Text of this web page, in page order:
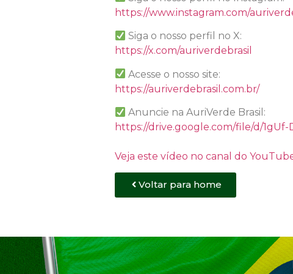
https://www.instagram.com/
Siga o nosso perfil no X:
https://x.com/auriverdebrasil
Acesse o nosso site:
https://auriverdebrasil.com.br/
Anuncie na AuriVerde Brasil:
https://drive.google.com/file/d/1gUf-
Veja este vídeo no canal do
Voltar para home